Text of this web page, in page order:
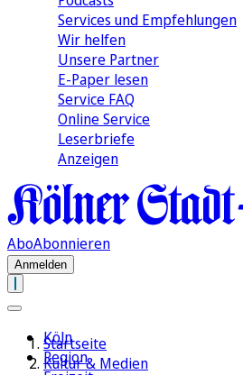
Services und Empfehlungen
Wir helfen
Unsere Partner
E-Paper lesen
Service FAQ
Online Service
Leserbriefe
Anzeigen
AboAbonnieren
Anmelden
Köln
Region
Startseite
Kultur & Medien